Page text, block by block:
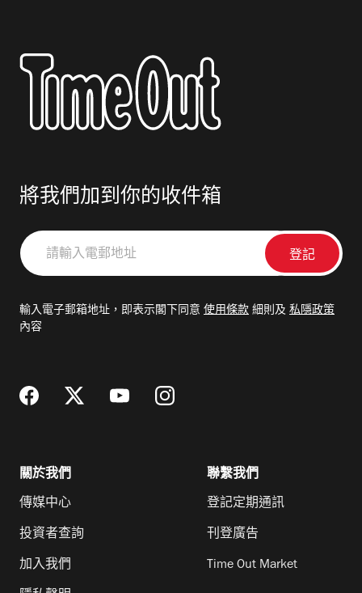
將我們加到你的收件箱
請
輸
郵
輸入電子郵箱地址，即表示閣下同意 使用條款 細則及 私隱政策
內容
關於我們
傳媒中心
投資者查詢
加入我們
聯繫我們
登記定期通訊
刊登廣告
Time Out Market